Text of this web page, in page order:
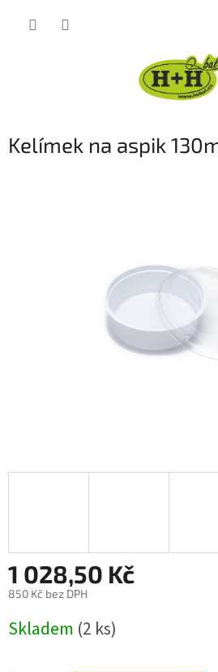
Kelímek na aspik
1 028,50 Kč
850 Kč bez DPH
cena:
Skladem (2 ks)